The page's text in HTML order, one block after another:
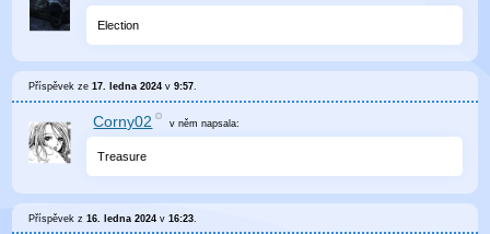
Election
Příspěvek ze17. ledna 2024 v9:57.
Corny02 v němnapsala:
Treasure
Příspěvek z16. ledna 2024 v16:23